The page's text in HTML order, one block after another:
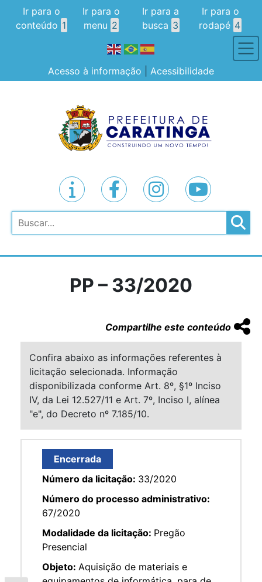
Ir para o
conteúdo 1
Ir para o
menu 2
Ir para a
busca 3
Ir para o
rodapé 4
Acesso à informação Acessibilidade
Pesquisar
PP – 33/2020
Compartilhe este conteúdo
Confira abaixo as informações referentes à
licitação selecionada. Informação
disponibilizada conforme Art. 8º, §1º Inciso
IV, da Lei 12.527/11 e Art. 7º, Inciso I, alínea
"e", do Decreto nº 7.185/10.
Encerrada
Número da licitação: 33/2020
Número do processo administrativo:
67/2020
Modalidade da licitação: Pregão
Presencial
Objeto: Aquisição de materiais e